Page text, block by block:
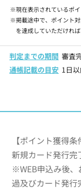
※現在表示されているポ
※掲載途中で、ポイント
を達成していただけれ
判定までの期間 審査
通帳記載の目安 1日
【ポイント獲得条
新規カード発行完
※WEB申込み後、
過及びカード発行